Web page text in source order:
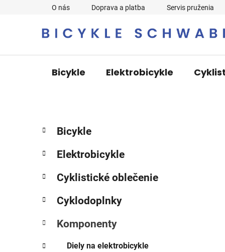
O nás Doprava a platba Servis pruženia
Bicykle Elektrobicykle
B
o
č
ý
a
n
e
l
kategórie
K
a
e
ó
i
Bicykle
Elektrobicykle
Cyklistické oblečenie
Cyklodoplnky
Komponenty
Diely na elektrobicykle